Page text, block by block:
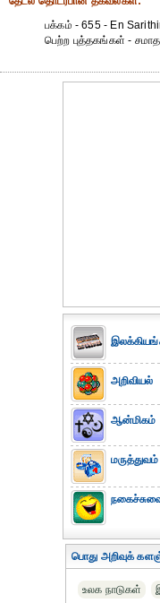
பக்கம் - 655 - En
பெற்ற புத்தகங்கள் -
அறிவியல்
ஆன்மிகம்
மருத்துவம்
பொது அறிவுக்
உலக நாடுகள்